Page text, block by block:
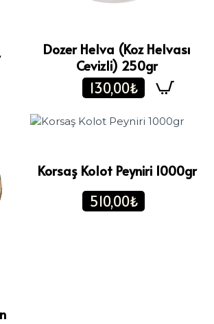
Dozer Helva (Koz Helvası
Cevizli) 250gr
130,00₺
Korsaş Kolot Peyniri 1000gr
510,00₺